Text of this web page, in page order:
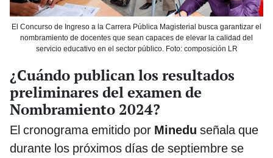
El Concurso de Ingreso a la Carrera Pública Magisterial busca garantizar el
nombramiento de docentes que sean capaces de elevar la calidad del
servicio educativo en el sector público. Foto: composición LR
¿Cuándo publican los resultados
preliminares del examen de
Nombramiento 2024?
El cronograma emitido por Minedu señala que
durante los próximos días de septiembre se